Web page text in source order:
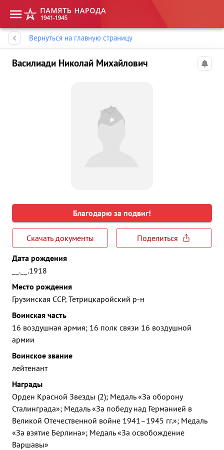
Вернуться на главную страницу
Василиади Николай Михайлович
Благодарю за подвиг!
Скачать документы
Поделиться
Дата рождения
__.__.1918
Место рождения
Грузинская ССР, Тетрицкаройский р-н
Воинская часть
16 воздушная армия; 16 полк связи 16 воздушной
армии
Воинское звание
лейтенант
Награды
Орден Красной Звезды (2); Медаль «За оборону
Сталинграда»; Медаль «За победу над Германией в
Великой Отечественной войне 1941–1945 гг.»; Медаль
«За взятие Берлина»; Медаль «За освобождение
Варшавы»
Память народа